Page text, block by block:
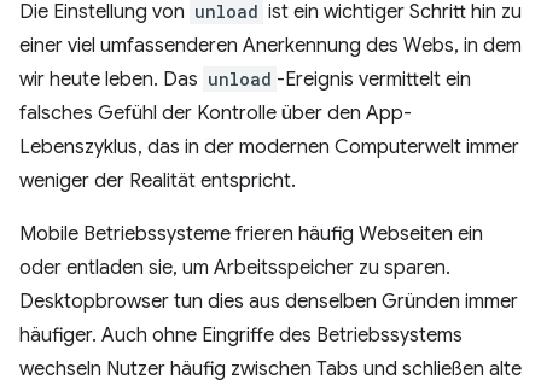
Die Einstellung von unload ist ein wichtiger Schritt hin zu
einer viel umfassenderen Anerkennung des Webs, in dem
wir heute leben. Das unload -Ereignis vermittelt ein
falsches Gefühl der Kontrolle über den App-
Lebenszyklus, das in der modernen Computerwelt immer
weniger der Realität entspricht.
Mobile Betriebssysteme frieren häufig Webseiten ein
oder entladen sie, um Arbeitsspeicher zu sparen.
Desktopbrowser tun dies aus denselben Gründen immer
häufiger. Auch ohne Eingriffe des Betriebssystems
wechseln Nutzer häufig zwischen Tabs und schließen alte